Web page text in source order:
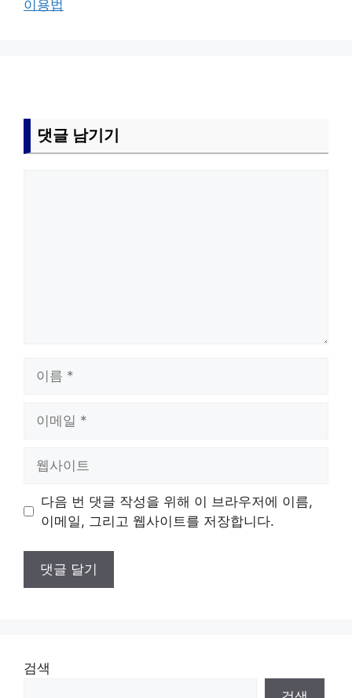
이용법
댓글 남기기
트
다음 번 댓글 작성을 위해 이 브라우저에 이름,
이메일, 그리고 웹사이트를 저장합니다.
검색